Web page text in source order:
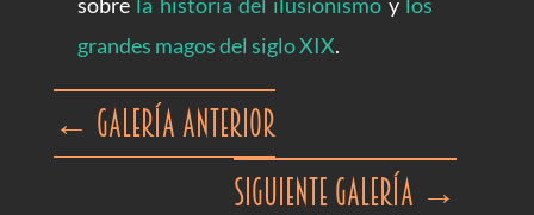
grandes magos del siglo XIX.
← Galería anterior
Siguiente galería →